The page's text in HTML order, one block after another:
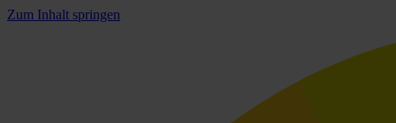
Zum Inhalt springen